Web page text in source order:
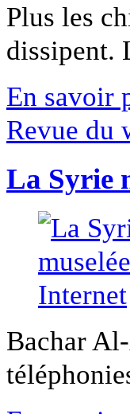
Plus les
dissipent.
En savoir
Revue du
La Syrie
Bachar